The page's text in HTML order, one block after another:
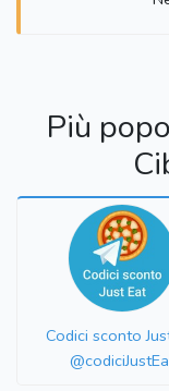
Più
Codici sconto